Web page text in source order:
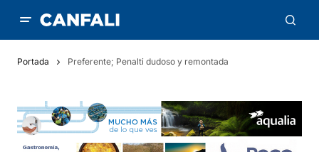
Portada Preferente; Penalti dudoso y remontada